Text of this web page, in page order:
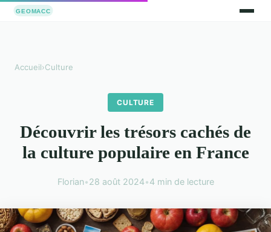
Accueil›Culture
CULTURE
Découvrir les trésors cachés de
la culture populaire en France
Florian•28 août 2024•4 min de lecture